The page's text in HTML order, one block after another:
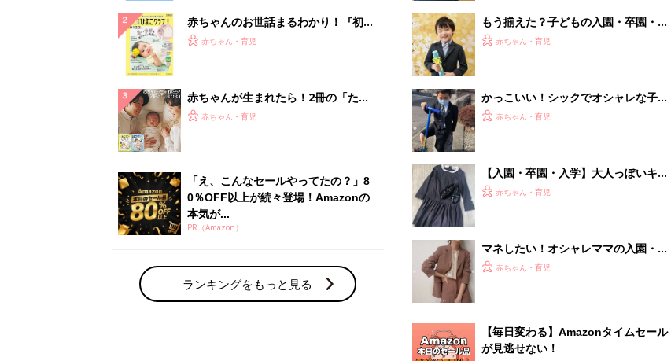
赤ちゃんのお世話まるわかり！『初め
てのひよこクラブ 夏号』〈巻頭大特
解決テク
赤ちゃん・育児
赤ちゃんが生まれたら！2冊の「たま
ひよ」
赤ちゃん・育児
「え、こんなセールやってたの？」8
0％OFF以上が続々登場！Amazonの
本気が...
PR（Amazon）
ランキングをもっと見る
もう揃えた？子どもの入園・卒園・入
学式コーデ集めました
赤ちゃん・育児
かっこいい！シックでオシャレな子ど
もの卒園、入学式コーデ5選
赤ちゃん・育児
【入園・卒園・入学】大人っぽいキッ
ズセレモニー服4選！
赤ちゃん・育児
マネしたい！オシャレママの入園・卒
園・入学式コーデ5選
赤ちゃん・育児
【毎日変わる】Amazonタイムセール
が見逃せない！